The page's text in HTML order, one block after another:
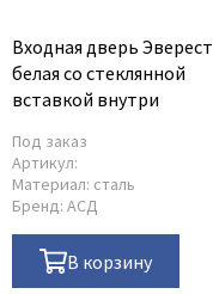
Входная дверь Эверест
белая со стеклянной
вставкой внутри
Под заказ
Артикул:
Материал: сталь
Бренд: АСД
В корзину